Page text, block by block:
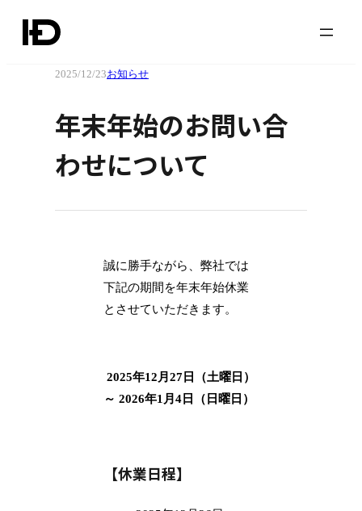
2025/12/23お知らせ
年末年始のお問い合
わせについて
誠に勝手ながら、弊社では
下記の期間を年末年始休業
とさせていただきます。
2025年12月27日（土曜日）
～ 2026年1月4日（日曜日）
【休業日程】